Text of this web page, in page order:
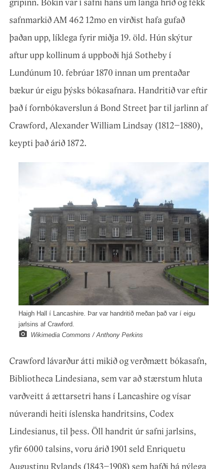
gripinn. Bókin var í safni hans um langa hríð og fékk
safnmarkið AM 462 12mo en virðist hafa gufað
þaðan upp, líklega fyrir miðja 19. öld. Hún skýtur
aftur upp kollinum á uppboði hjá Sotheby í
Lundúnum 10. febrúar 1870 innan um prentaðar
bækur úr eigu þýsks bókasafnara. Handritið var eftir
það í fornbókaverslun á Bond Street þar til jarlinn af
Crawford, Alexander William Lindsay (1812–1880),
keypti það árið 1872.
Haigh Hall í Lancashire. Þar var handritið meðan það var í eigu
jarlsins af Crawford.
Wikimedia Commons / Anthony Perkins
Crawford lávarður átti mikið og verðmætt bókasafn,
Bibliotheca Lindesiana, sem var að stærstum hluta
varðveitt á ættarsetri hans í Lancashire og vísar
núverandi heiti íslenska handritsins, Codex
Lindesianus, til þess. Öll handrit úr safni jarlsins,
yfir 6000 talsins, voru árið 1901 seld Enriquetu
Augustinu Rylands (1843–1908) sem hafði þá nýlega